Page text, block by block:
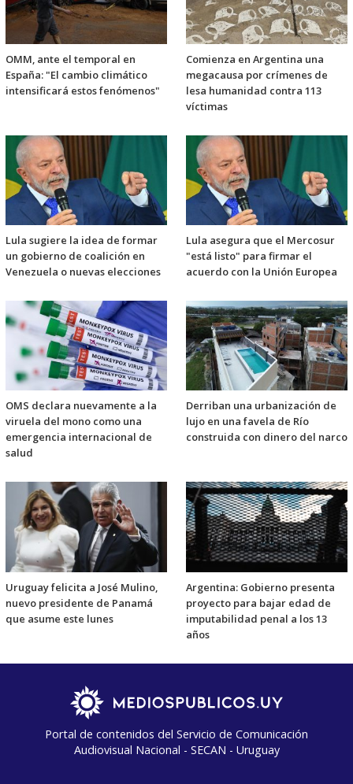
OMM, ante el temporal en
España: "El cambio climático
intensificará estos fenómenos"
Comienza en Argentina una
megacausa por crímenes de
lesa humanidad contra 113
víctimas
Lula sugiere la idea de formar
un gobierno de coalición en
Venezuela o nuevas elecciones
Lula asegura que el Mercosur
"está listo" para firmar el
acuerdo con la Unión Europea
OMS declara nuevamente a la
viruela del mono como una
emergencia internacional de
salud
Derriban una urbanización de
lujo en una favela de Río
construida con dinero del narco
Uruguay felicita a José Mulino,
nuevo presidente de Panamá
que asume este lunes
Argentina: Gobierno presenta
proyecto para bajar edad de
imputabilidad penal a los 13
años
Portal de contenidos del Servicio de Comunicación
Audiovisual Nacional - SECAN - Uruguay